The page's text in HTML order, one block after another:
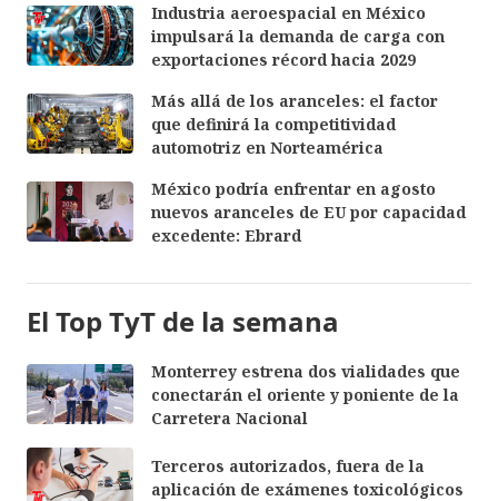
Industria aeroespacial en México
impulsará la demanda de carga con
exportaciones récord hacia 2029
Más allá de los aranceles: el factor
que definirá la competitividad
automotriz en Norteamérica
México podría enfrentar en agosto
nuevos aranceles de EU por capacidad
excedente: Ebrard
El Top TyT de la semana
Monterrey estrena dos vialidades que
conectarán el oriente y poniente de la
Carretera Nacional
Terceros autorizados, fuera de la
aplicación de exámenes toxicológicos